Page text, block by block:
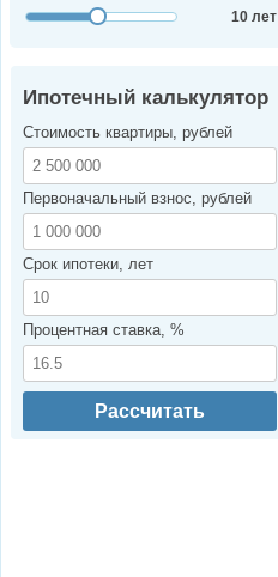
10 лет
Ипотечный калькулятор
Стоимость квартиры, рублей
Первоначальный взнос, рублей
Срок ипотеки, лет
Процентная ставка, %
Рассчитать